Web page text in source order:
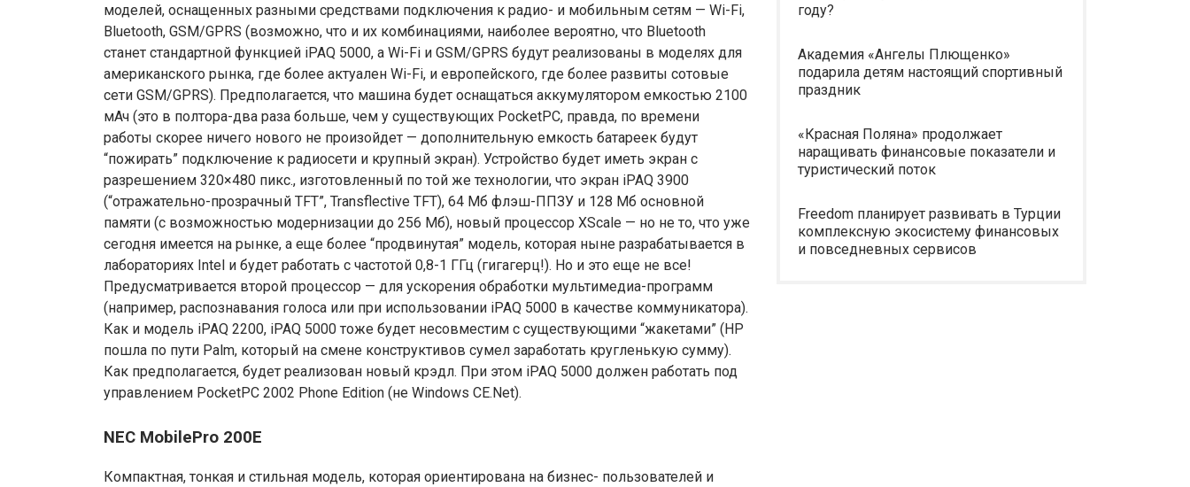
моделей, оснащенных разными средствами подключения к радио- и мобильным сетям — Wi-Fi,
Bluetooth, GSM/GPRS (возможно, что и их комбинациями, наиболее вероятно, что Bluetooth
станет стандартной функцией iPAQ 5000, а Wi-Fi и GSM/GPRS будут реализованы в моделях для
американского рынка, где более актуален Wi-Fi, и европейского, где более развиты сотовые
сети GSM/GPRS). Предполагается, что машина будет оснащаться аккумулятором емкостью 2100
мАч (это в полтора-два раза больше, чем у существующих PocketPC, правда, по времени
работы скорее ничего нового не произойдет — дополнительную емкость батареек будут
“пожирать” подключение к радиосети и крупный экран). Устройство будет иметь экран с
разрешением 320×480 пикс., изготовленный по той же технологии, что экран iPAQ 3900
(“отражательно-прозрачный TFT”, Transflective TFT), 64 Мб флэш-ППЗУ и 128 Мб основной
памяти (с возможностью модернизации до 256 Мб), новый процессор XScale — но не то, что уже
сегодня имеется на рынке, а еще более “продвинутая” модель, которая ныне разрабатывается в
лабораториях Intel и будет работать с частотой 0,8-1 ГГц (гигагерц!). Но и это еще не все!
Предусматривается второй процессор — для ускорения обработки мультимедиа-программ
(например, распознавания голоса или при использовании iPAQ 5000 в качестве коммуникатора).
Как и модель iPAQ 2200, iPAQ 5000 тоже будет несовместим с существующими “жакетами” (HP
пошла по пути Palm, который на смене конструктивов сумел заработать кругленькую сумму).
Как предполагается, будет реализован новый крэдл. При этом iPAQ 5000 должен работать под
управлением PocketPC 2002 Phone Edition (не Windows CE.Net).
NEC MobilePro 200E
Компактная, тонкая и стильная модель, которая ориентирована на бизнес- пользователей и
году?
Академия «Ангелы Плющенко»
подарила детям настоящий спортивный
праздник
«Красная Поляна» продолжает
наращивать финансовые показатели и
туристический поток
Freedom планирует развивать в Турции
комплексную экосистему финансовых
и повседневных сервисов